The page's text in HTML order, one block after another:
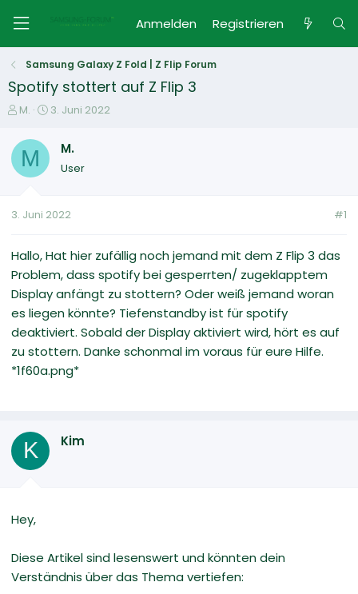
Anmelden Registrieren
Samsung Galaxy Z Fold | Z Flip Forum
Spotify stottert auf Z Flip 3
E
s
e
e
M.
E
t
m
3. Juni 2022
M M.
User
3. Juni 2022 #1
Hallo, Hat hier zufällig noch jemand mit dem Z Flip 3 das
Problem, dass spotify bei gesperrten/ zugeklapptem
Display anfängt zu stottern? Oder weiß jemand woran
es liegen könnte? Tiefenstandby ist für spotify
deaktiviert. Sobald der Display aktiviert wird, hört es auf
zu stottern. Danke schonmal im voraus für eure Hilfe.
*1f60a.png*
K Kim
Hey,
Diese Artikel sind lesenswert und könnten dein
Verständnis über das Thema vertiefen: